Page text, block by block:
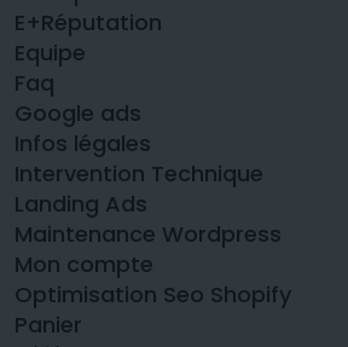
E+Réputation
Equipe
Faq
Google ads
Infos légales
Intervention Technique
Landing Ads
Maintenance Wordpress
Mon compte
Optimisation Seo Shopify
Panier